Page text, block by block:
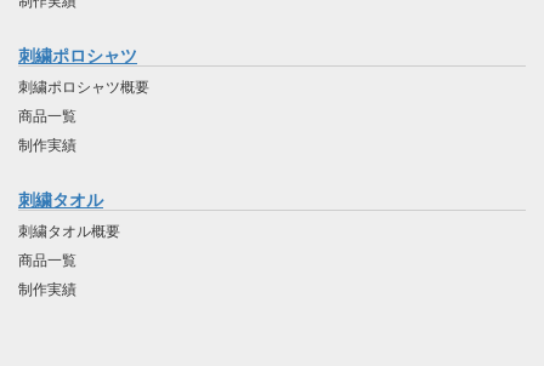
刺繍ポロシャツ
刺繍ポロシャツ概要
商品一覧
制作実績
刺繍タオル
刺繍タオル概要
商品一覧
制作実績